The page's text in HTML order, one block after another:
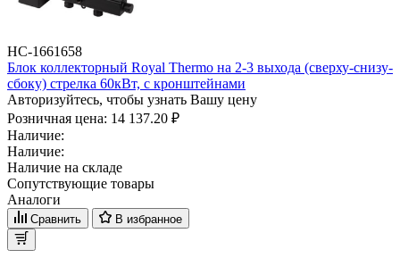
НС-1661658
Блок коллекторный Royal Thermo на 2-3 выхода (сверху-снизу-
сбоку) стрелка 60кВт, с кронштейнами
Авторизуйтесь, чтобы узнать Вашу цену
Розничная цена: 14 137.20 ₽
Наличие:
Наличие:
Наличие на складе
Сопутствующие товары
Аналоги
Сравнить В избранное